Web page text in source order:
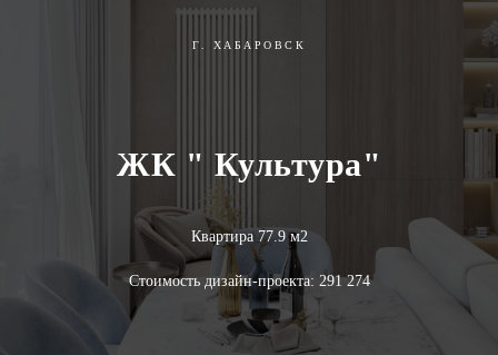
Г. ХАБАРОВСК
ЖК " Культура"
Квартира 77.9 м2
Стоимость дизайн-проекта: 291 274